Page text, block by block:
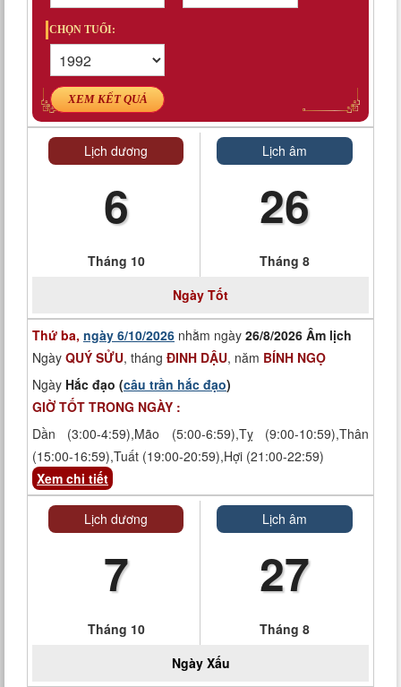
CHỌN TUỔI:
XEM KẾT QUẢ
Lịch dương
6
Tháng 10
Lịch âm
26
Tháng 8
Ngày Tốt
Thứ ba, ngày 6/10/2026 nhằm ngày 26/8/2026 Âm lịch
Ngày QUÝ SỬU, tháng ĐINH DẬU, năm BÍNH NGỌ
Ngày Hắc đạo (câu trần hắc đạo)
GIỜ TỐT TRONG NGÀY :
Dần (3:00-4:59),Mão (5:00-6:59),Tỵ (9:00-10:59),Thân
(15:00-16:59),Tuất (19:00-20:59),Hợi (21:00-22:59)
Xem chi tiết
Lịch dương
7
Tháng 10
Lịch âm
27
Tháng 8
Ngày Xấu